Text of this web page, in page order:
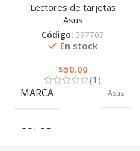
Lectores de tarjetas
Asus
Código: 397707
En stock
$50.00
(1)
MARCA Asus
COLOR